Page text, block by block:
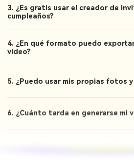
3. ¿Es gratis usar el creador de
cumpleaños?
4. ¿En qué formato puedo
video?
5. ¿Puedo usar mis propias fotos y
6. ¿Cuánto tarda en generarse mi